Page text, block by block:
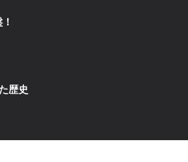
歴史